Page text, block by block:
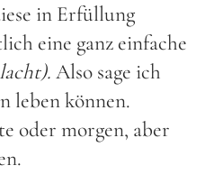
in Erfüllung
eine ganz einfache
Also sage ich
leben können.
oder morgen, aber